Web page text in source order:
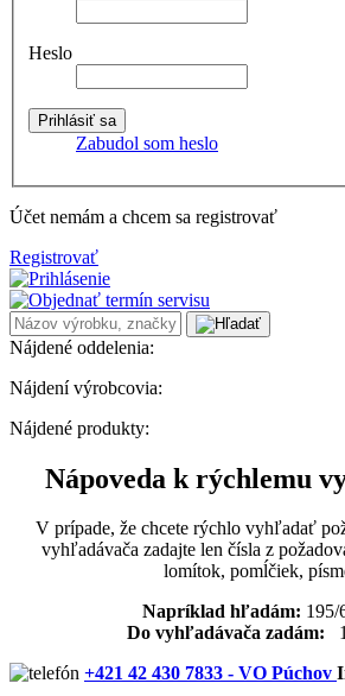
Heslo
Zabudol som heslo
Účet nemám a chcem sa registrovať
Registrovať
Nájdené oddelenia:
Nájdení výrobcovia:
Nájdené produkty:
Nápoveda k rýchlemu
V prípade, že chcete rýchlo vyhľadať
vyhľadávača zadajte len čísla z
lomítok, pomĺčiek,
Napríklad hľadám: 195/
Do vyhľadávača zadám:
+421 42 430 7833 - VO Púchov